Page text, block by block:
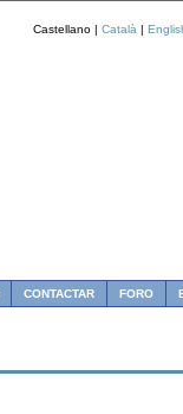
Castellano | Català |
CONTACTAR FORO